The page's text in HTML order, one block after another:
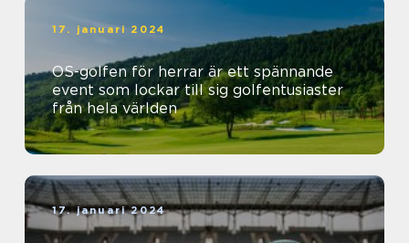
17. januari 2024
OS-golfen för herrar är ett spännande
event som lockar till sig golfentusiaster
från hela världen
17. januari 2024